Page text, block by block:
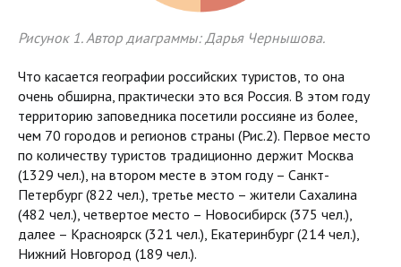
Рисунок 1. Автор диаграммы: Дарья Чернышова.
Что касается географии российских туристов, то она
очень обширна, практически это вся Россия. В этом году
территорию заповедника посетили россияне из более,
чем 70 городов и регионов страны (Рис.2). Первое место
по количеству туристов традиционно держит Москва
(1329 чел.), на втором месте в этом году – Санкт-
Петербург (822 чел.), третье место – жители Сахалина
(482 чел.), четвертое место – Новосибирск (375 чел.),
далее – Красноярск (321 чел.), Екатеринбург (214 чел.),
Нижний Новгород (189 чел.).